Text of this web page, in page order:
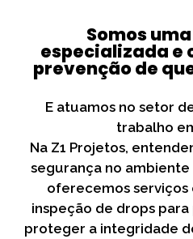
Somos
especializada e
prevenção de
E atuamos no setor
trabalho
Na Z1 Projetos,
segurança no ambiente
oferecemos serviços
inspeção de drops
proteger a integridade